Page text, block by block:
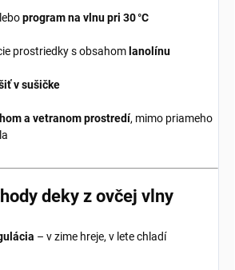
program na vlnu pri 30 °C
prostriedky s obsahom lanolínu
v sušičke
a vetranom prostredí, mimo priameho
deky z ovčej vlny
– v zime hreje, v lete chladí